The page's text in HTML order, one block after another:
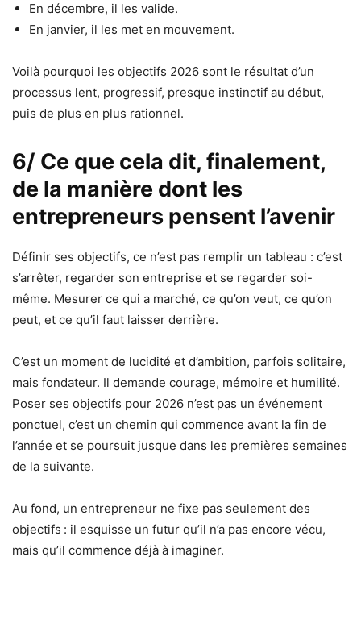
En décembre, il les valide.
En janvier, il les met en mouvement.
Voilà pourquoi les objectifs 2026 sont le résultat d’un
processus lent, progressif, presque instinctif au début,
puis de plus en plus rationnel.
6/ Ce que cela dit, finalement,
de la manière dont les
entrepreneurs pensent l’avenir
Définir ses objectifs, ce n’est pas remplir un tableau : c’est
s’arrêter, regarder son entreprise et se regarder soi-
même. Mesurer ce qui a marché, ce qu’on veut, ce qu’on
peut, et ce qu’il faut laisser derrière.
C’est un moment de lucidité et d’ambition, parfois solitaire,
mais fondateur. Il demande courage, mémoire et humilité.
Poser ses objectifs pour 2026 n’est pas un événement
ponctuel, c’est un chemin qui commence avant la fin de
l’année et se poursuit jusque dans les premières semaines
de la suivante.
Au fond, un entrepreneur ne fixe pas seulement des
objectifs : il esquisse un futur qu’il n’a pas encore vécu,
mais qu’il commence déjà à imaginer.